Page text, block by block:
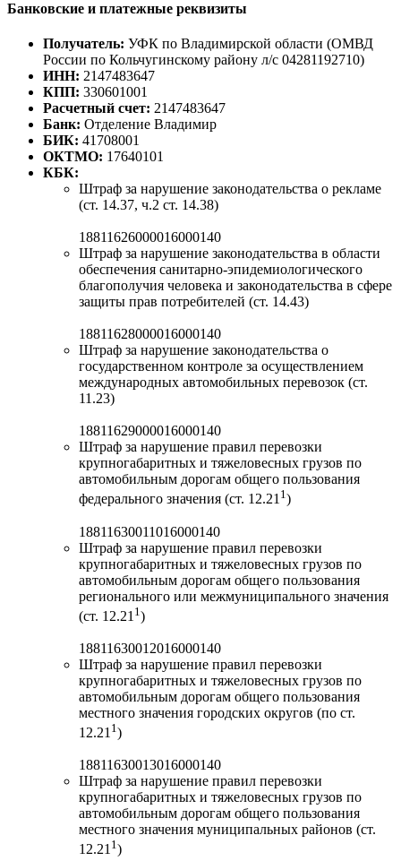
Банковские и платежные реквизиты
Получатель: УФК по Владимирской области (ОМВД
России по Кольчугинскому району л/с 04281192710)
ИНН: 2147483647
КПП: 330601001
Расчетный счет: 2147483647
Банк: Отделение Владимир
БИК: 41708001
ОКТМО: 17640101
КБК:
Штраф за нарушение законодательства о рекламе
(ст. 14.37, ч.2 ст. 14.38)
18811626000016000140
Штраф за нарушение законодательства в области
обеспечения санитарно-эпидемиологического
благополучия человека и законодательства в сфере
защиты прав потребителей (ст. 14.43)
18811628000016000140
Штраф за нарушение законодательства о
государственном контроле за осуществлением
международных автомобильных перевозок (ст.
11.23)
18811629000016000140
Штраф за нарушение правил перевозки
крупногабаритных и тяжеловесных грузов по
автомобильным дорогам общего пользования
федерального значения (ст. 12.211)
18811630011016000140
Штраф за нарушение правил перевозки
крупногабаритных и тяжеловесных грузов по
автомобильным дорогам общего пользования
регионального или межмуниципального значения
(ст. 12.21 1 )
18811630012016000140
Штраф за нарушение правил перевозки
крупногабаритных и тяжеловесных грузов по
автомобильным дорогам общего пользования
местного значения городских округов (по ст.
12.21 1 )
18811630013016000140
Штраф за нарушение правил перевозки
крупногабаритных и тяжеловесных грузов по
автомобильным дорогам общего пользования
местного значения муниципальных районов (ст.
12.211)